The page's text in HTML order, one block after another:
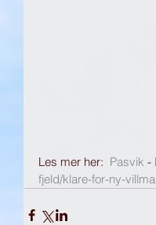
Les mer her: Pasvik -
fjeld/klare-for-ny-